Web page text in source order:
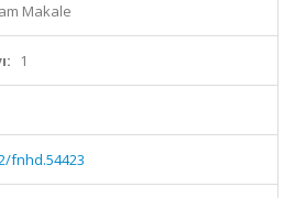
Makale
1
fnhd.54423